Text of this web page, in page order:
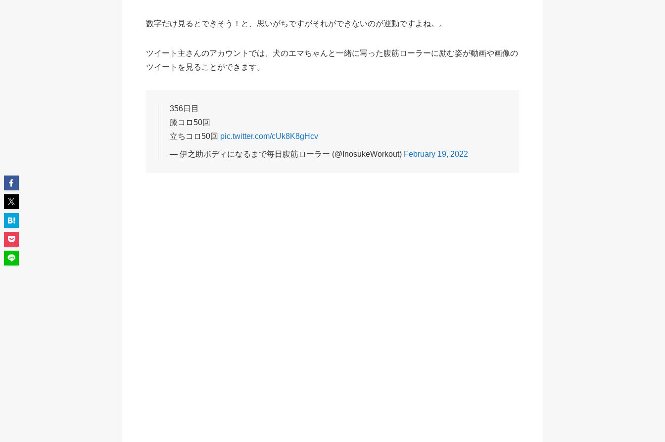
数字だけ見るとできそう！と、思いがちですがそれができないのが運動ですよね。。
ツイート主さんのアカウントでは、犬のエマちゃんと一緒に写った腹筋ローラーに励む姿が動画や画像の
ツイートを見ることができます。
356日目
膝コロ50回
立ちコロ50回 pic.twitter.com/cUk8K8gHcv
— 伊之助ボディになるまで毎日腹筋ローラー (@InosukeWorkout) February 19, 2022